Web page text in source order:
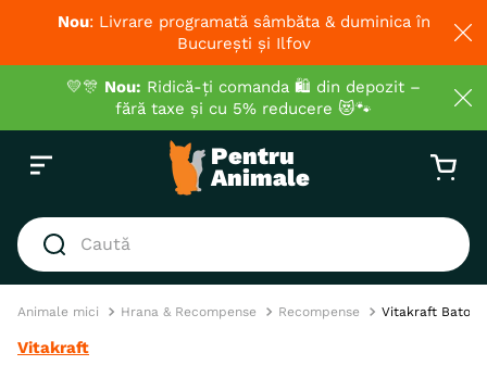
Nou: Livrare programată sâmbăta & duminica în
București și Ilfov
💛🎊 Nou: Ridică-ți comanda 🛍️ din depozit –
fără taxe și cu 5% reducere 😻🐾
Caută
Animale mici Hrana & Recompense Recompense Vitakraft Baton
Vitakraft